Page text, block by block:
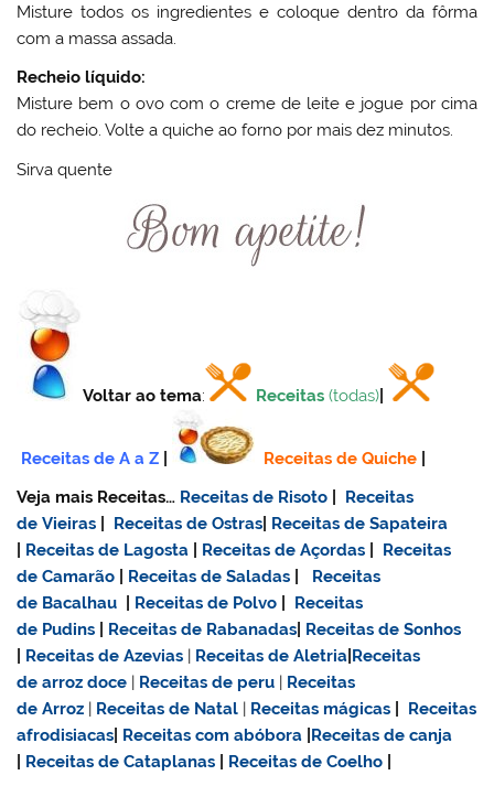
Misture todos os ingredientes e coloque dentro da fôrma
com a massa assada.
Recheio líquido:
Misture bem o ovo com o creme de leite e jogue por cima
do recheio. Volte a quiche ao forno por mais dez minutos.
Sirva quente
Voltar ao tema: Receitas (todas)
Receitas de A a Z Receitas de Quiche
Veja mais Receitas… Receitas de Risoto
Receitas
de Vieiras
Receitas de Ostras
Receitas de Sapateira
Receitas de Lagosta Receitas de Açordas
Receitas
de Camarão
Receitas de Saladas
Receitas
de Bacalhau
Receitas de Polvo
Receitas
de Pudins
Receitas de Rabanadas
Receitas de Sonhos
Receitas de Azevias Receitas de Aletria Receitas
dearroz doce Receitas de peru
Receitas
de Arroz
Receitas de Natal Receitas mágicas
Receitas
afrodisiacas
Receitas com abóbora
Receitas de canja
Receitas de Cataplanas Receitas de Coelho